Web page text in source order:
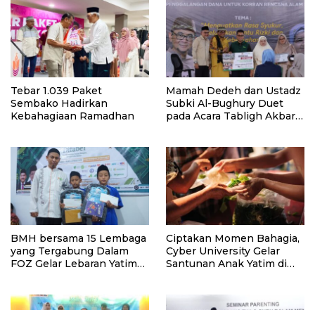
Tebar 1.039 Paket
Sembako Hadirkan
Kebahagiaan Ramadhan
Mamah Dedeh dan Ustadz
Subki Al-Bughury Duet
pada Acara Tabligh Akbar
BMH bersama 15 Lembaga
yang Tergabung Dalam
FOZ Gelar Lebaran Yatim
Ciptakan Momen Bahagia,
Cyber University Gelar
Santunan Anak Yatim di